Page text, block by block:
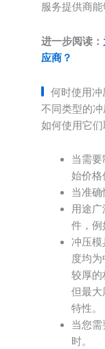
服务提供商能
进一步阅读：
应商？
何时使用冲
不同类型的
如何使用它们
当需
始价格
当准确
用途
件，例
冲压模
度均
较厚的
但最大
特性。
当您
时。